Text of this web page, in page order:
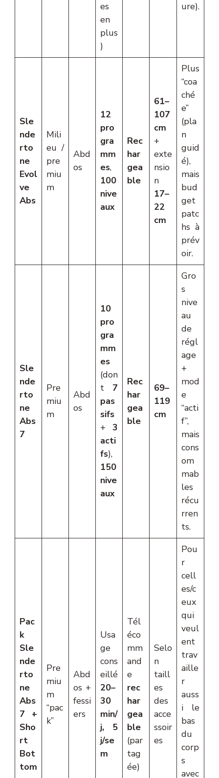
es
en
plus
)
ure).
Sle
nde
rto
ne
Evol
ve
Abs
Mili
eu /
pre
miu
m
Abd
os
12
pro
gra
mm
es,
100
nive
aux
Rec
har
gea
ble
61–
107
cm
+
exte
nsio
n
17–
22
cm
Plus
“coa
ché
e”
(pla
n
guid
é),
mais
bud
get
patc
hs à
prév
oir.
Sle
nde
rto
ne
Abs
7
Pre
miu
m
Abd
os
10
pro
gra
mm
es
(don
t 7
pas
sifs
+ 3
acti
fs),
150
nive
aux
Rec
har
gea
ble
69–
119
cm
Gro
s
nive
au
de
régl
age
+
mod
e
“acti
f”,
mais
cons
om
mab
les
récu
rren
ts.
Pac
k
Sle
nde
rto
ne
Abs
7 +
Sho
rt
Bot
tom
Pre
miu
m
“pac
k”
Abd
os +
fessi
ers
Usa
ge
cons
eillé
20–
30
min/
j, 5
j/se
m
Tél
éco
mm
and
e
rec
har
gea
ble
(par
tag
ée)
Selo
n
taill
es
des
acce
ssoir
es
Pou
r
cell
es/c
eux
qui
veul
ent
trav
aille
r
auss
i le
bas
du
corp
s
avec